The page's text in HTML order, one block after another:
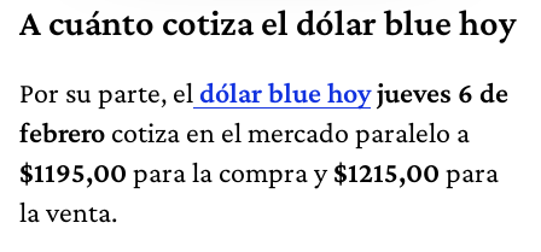
A cuánto cotiza el dólar blue hoy
Por su parte, el dólar blue hoyjueves 6 de
febrero cotiza en el mercado paralelo a
$1195,00 para la compra y$1215,00 para
la venta.